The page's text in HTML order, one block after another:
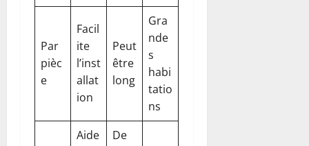
Par
pièc
e
Facil
ite
l’inst
allat
ion
Peut
être
long
Gra
nde
s
habi
tatio
ns
Aide
De